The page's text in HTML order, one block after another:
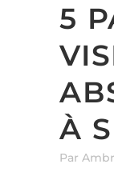
5
À
Par